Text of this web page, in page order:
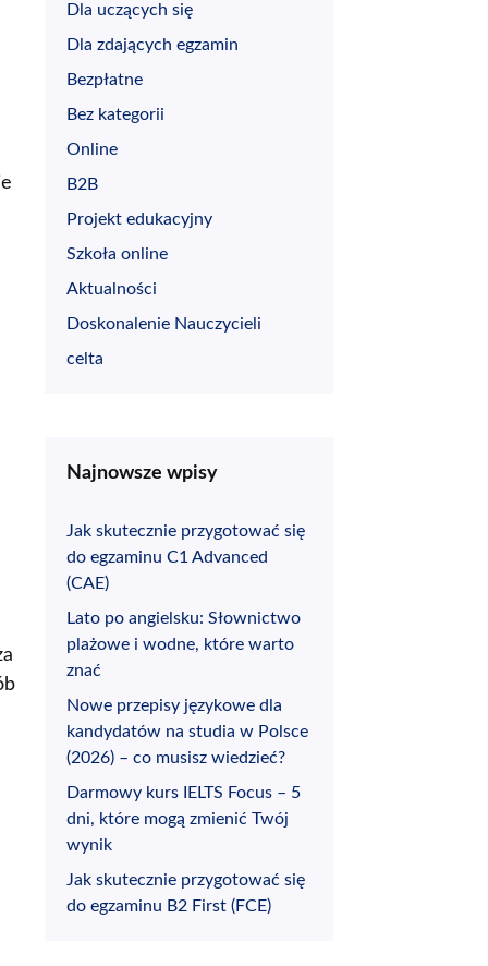
Dla uczących się
Dla zdających egzamin
Bezpłatne
Bez kategorii
Online
B2B
Projekt edukacyjny
Szkoła online
Aktualności
Doskonalenie Nauczycieli
celta
Najnowsze wpisy
Jak skutecznie przygotować się
do egzaminu C1 Advanced
(CAE)
Lato po angielsku: Słownictwo
plażowe i wodne, które warto
znać
Nowe przepisy językowe dla
kandydatów na studia w Polsce
(2026) – co musisz wiedzieć?
Darmowy kurs IELTS Focus – 5
dni, które mogą zmienić Twój
wynik
Jak skutecznie przygotować się
do egzaminu B2 First (FCE)